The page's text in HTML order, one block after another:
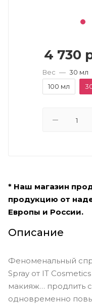
4 730
Вес — 30 мл
100 мл
* Наш магазин
продукцию от
Европы и России.
Описание
Феноменальный
Spray от IT
макияж… продлить
одновременно